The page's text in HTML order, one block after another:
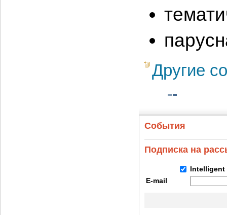
Другие
События
Подписка на
E-mail